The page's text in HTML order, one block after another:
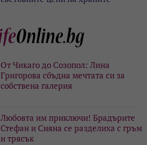
От Чикаго до Созопол: Лина
Григорова сбъдна мечтата си за
собствена галерия
Любовта им приключи! Брадърите
Стефан и Сияна се разделиха с гръм
и трясък